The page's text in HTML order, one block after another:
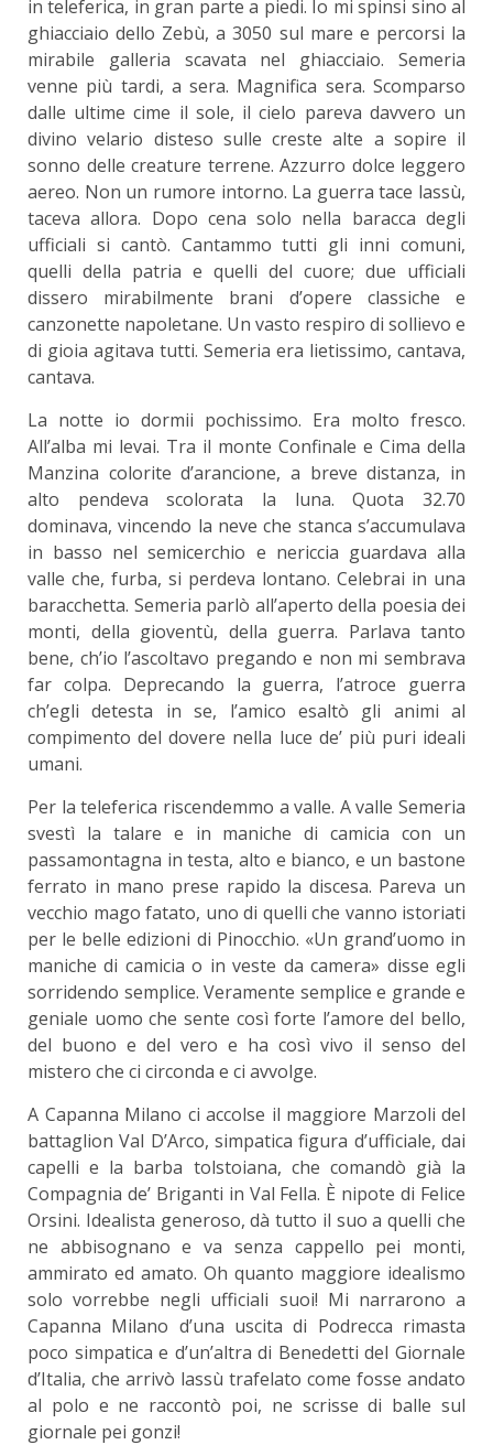
in teleferica, in gran parte a piedi. Io mi spinsi sino al
ghiacciaio dello Zebù, a 3050 sul mare e percorsi la
mirabile galleria scavata nel ghiacciaio. Semeria
venne più tardi, a sera. Magnifica sera. Scomparso
dalle ultime cime il sole, il cielo pareva davvero un
divino velario disteso sulle creste alte a sopire il
sonno delle creature terrene. Azzurro dolce leggero
aereo. Non un rumore intorno. La guerra tace lassù,
taceva allora. Dopo cena solo nella baracca degli
ufficiali si cantò. Cantammo tutti gli inni comuni,
quelli della patria e quelli del cuore; due ufficiali
dissero mirabilmente brani d’opere classiche e
canzonette napoletane. Un vasto respiro di sollievo e
di gioia agitava tutti. Semeria era lietissimo, cantava,
cantava.
La notte io dormii pochissimo. Era molto fresco.
All’alba mi levai. Tra il monte Confinale e Cima della
Manzina colorite d’arancione, a breve distanza, in
alto pendeva scolorata la luna. Quota 32.70
dominava, vincendo la neve che stanca s’accumulava
in basso nel semicerchio e nericcia guardava alla
valle che, furba, si perdeva lontano. Celebrai in una
baracchetta. Semeria parlò all’aperto della poesia dei
monti, della gioventù, della guerra. Parlava tanto
bene, ch’io l’ascoltavo pregando e non mi sembrava
far colpa. Deprecando la guerra, l’atroce guerra
ch’egli detesta in se, l’amico esaltò gli animi al
compimento del dovere nella luce de’ più puri ideali
umani.
Per la teleferica riscendemmo a valle. A valle Semeria
svestì la talare e in maniche di camicia con un
passamontagna in testa, alto e bianco, e un bastone
ferrato in mano prese rapido la discesa. Pareva un
vecchio mago fatato, uno di quelli che vanno istoriati
per le belle edizioni di Pinocchio. «Un grand’uomo in
maniche di camicia o in veste da camera» disse egli
sorridendo semplice. Veramente semplice e grande e
geniale uomo che sente così forte l’amore del bello,
del buono e del vero e ha così vivo il senso del
mistero che ci circonda e ci avvolge.
A Capanna Milano ci accolse il maggiore Marzoli del
battaglion Val D’Arco, simpatica figura d’ufficiale, dai
capelli e la barba tolstoiana, che comandò già la
Compagnia de’ Briganti in Val Fella. È nipote di Felice
Orsini. Idealista generoso, dà tutto il suo a quelli che
ne abbisognano e va senza cappello pei monti,
ammirato ed amato. Oh quanto maggiore idealismo
solo vorrebbe negli ufficiali suoi! Mi narrarono a
Capanna Milano d’una uscita di Podrecca rimasta
poco simpatica e d’un’altra di Benedetti del Giornale
d’Italia, che arrivò lassù trafelato come fosse andato
al polo e ne raccontò poi, ne scrisse di balle sul
giornale pei gonzi!